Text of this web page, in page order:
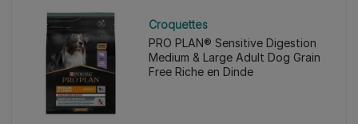
Croquettes
PRO PLAN® Sensitive Digestion
Medium & Large Adult Dog Grain
Free Riche en Dinde